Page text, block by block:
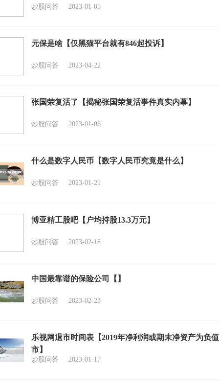
炒股问答 2023-01-05
元保是啥【仅黑猫平台就有846起投诉】
炒股问答 2023-04-22
张国荣复活了【揭秘张国荣复活事件真实内幕】
炒股问答 2023-01-06
什么是数字人民币【数字人民币究竟是什么】
炒股问答 2023-01-21
博亚精工股吧【户均持股13.3万元】
炒股问答 2023-02-18
中国最靠谱的保险公司【】
炒股问答 2023-02-23
乐视网退市时间表【2019年净利润或期末净资产为负
市】
炒股问答 2023-01-17